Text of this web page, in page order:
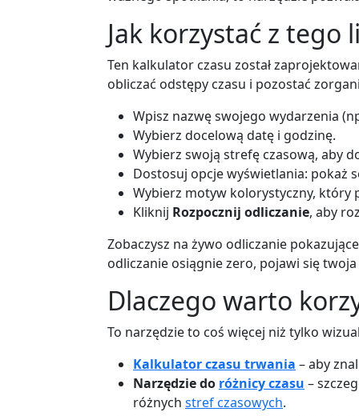
Jak korzystać z tego
Ten kalkulator czasu został
obliczać odstępy czasu i pozostać
Wpisz nazwę swojego wydarzenia
Wybierz docelową datę i godzinę.
Wybierz swoją strefę czasową, aby
Dostosuj opcje wyświetlania: pokaż
Wybierz motyw kolorystyczny, który
Kliknij Rozpocznij odliczanie, aby
Zobaczysz na żywo odliczanie
odliczanie osiągnie zero, pojawi się
Dlaczego warto
To narzędzie to coś więcej niż tylko
Kalkulator czasu trwania – aby
Narzędzie do różnicy czasu –
różnych stref czasowych.